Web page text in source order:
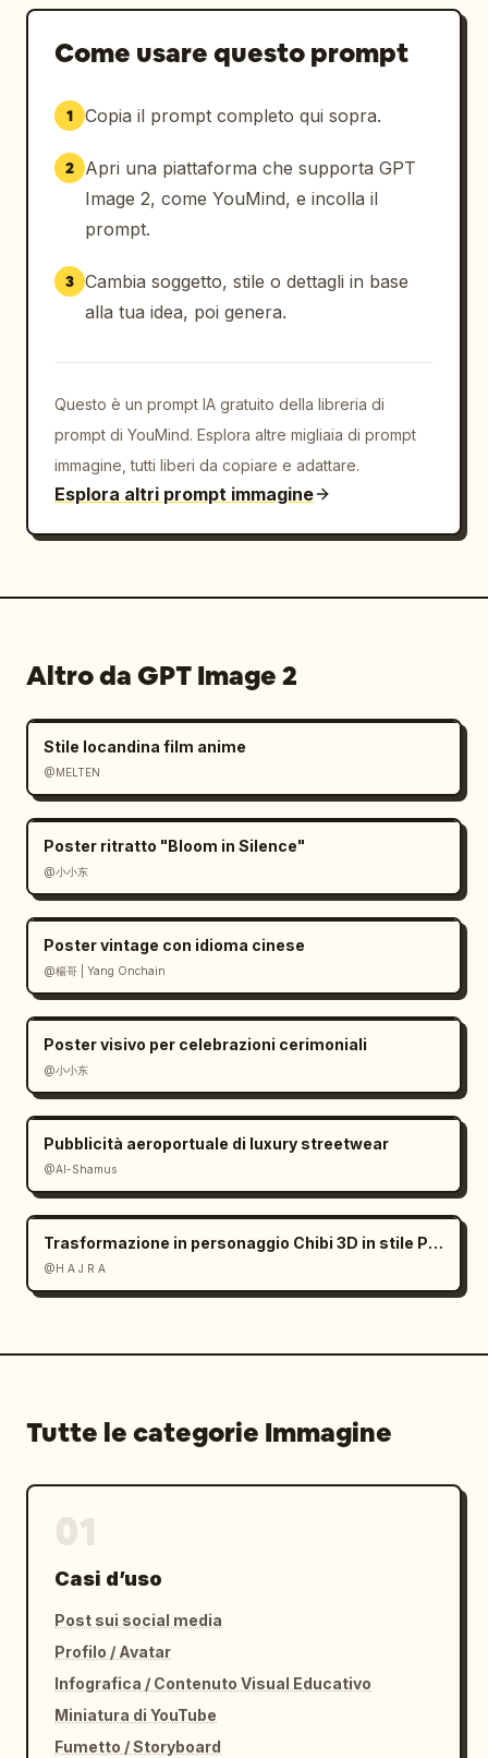
Come usare questo prompt
1 Copia il prompt completo qui sopra.
2
Apri una piattaforma che supporta GPT
Image 2, come YouMind, e incolla il
prompt.
3 Cambia soggetto, stile o dettagli in base
alla tua idea, poi genera.
Questo è un prompt IA gratuito della libreria di
prompt di YouMind. Esplora altre migliaia di prompt
immagine, tutti liberi da copiare e adattare.
Esplora altri prompt immagine
Altro da GPT Image 2
Stile locandina film anime
@MELTEN
Poster ritratto "Bloom in Silence"
@小小东
Poster vintage con idioma cinese
@楊哥 | Yang Onchain
Poster visivo per celebrazioni cerimoniali
@小小东
Pubblicità aeroportuale di luxury streetwear
@Al-Shamus
Trasformazione in personaggio Chibi 3D in stile Pixar
@H A J R A
Tutte le categorie Immagine
Casi d’uso
Post sui social media
Profilo / Avatar
Infografica / Contenuto Visual Educativo
Miniatura di YouTube
Fumetto / Storyboard